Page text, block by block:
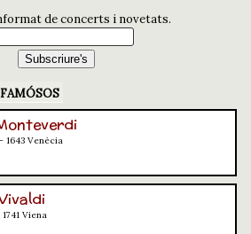
de concerts i novetats.
1643 Venècia
Viena